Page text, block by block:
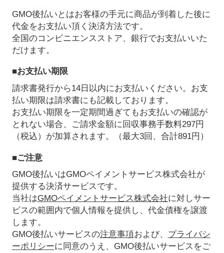
GMO後払いとはお客様の手元に商品が到着した後に
代金をお支払い頂く決済方法です。
全国のコンビニエンスストア、銀行でお支払いいた
だけます。
■お支払い期限
請求書発行から14日以内にお支払いください。お支
払い期限は請求書にも記載しております。
お支払い期限を一定期間過ぎてもお支払いの確認が
とれない場合、ご請求金額に回収事務手数料297円
（税込）が加算されます。（最大3回、合計891円）
■ご注意
GMO後払いはGMOペイメントサービス株式会社が
提供する決済サービスです。
当社はGMOペイメントサービス株式会社に対しサー
ビスの範囲内で個人情報を提供し、代金債権を譲渡
します。
GMO後払いサービスの注意事項および、 プライバシ
ーポリシーに同意のうえ、GMO後払いサービスをご